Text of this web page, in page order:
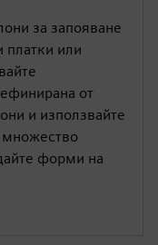
за запояване
платки или
от
и използвайте
множество
форми на